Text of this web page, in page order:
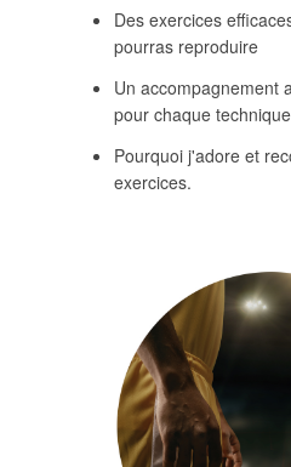
Des exercices
pourras reproduire
Un accompagnement
pour chaque
Pourquoi j'adore et
exercices.